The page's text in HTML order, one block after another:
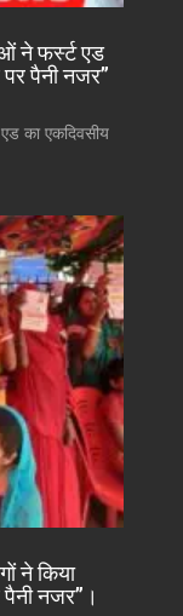
ने फर्स्ट एड
पैनी नजर”
का एकदिवसीय
ने किया
नजर”।